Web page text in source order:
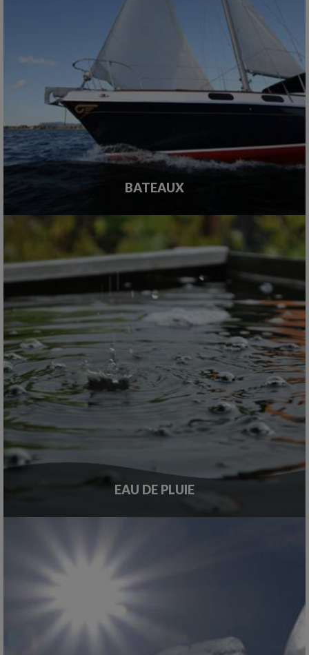
BATEAUX
EAU DE PLUIE